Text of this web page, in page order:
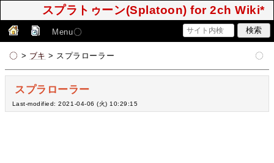
スプラトゥーン(Splatoon) for 2ch Wiki*
Menu
> ブキ > スプラローラー
スプラローラー
Last-modified: 2021-04-06 (火) 10:29:15